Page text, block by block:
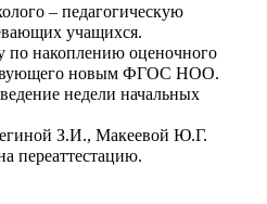
– педагогическую
учащихся.
по накоплению оценочного
новым ФГОС НОО.
недели начальных
З.И., Макеевой Ю.Г.
переаттестацию.